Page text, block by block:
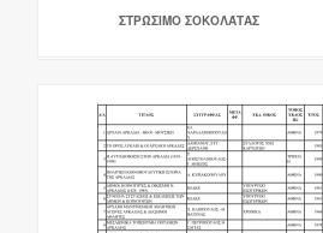
ΣΤΡΏΣΙΜΟ ΣΟΚΟΛΆΤΑΣ